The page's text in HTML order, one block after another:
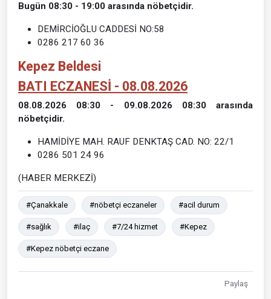
Bugün 08:30 - 19:00 arasında nöbetçidir.
DEMİRCİOĞLU CADDESİ NO:58
0286 217 60 36
Kepez Beldesi
BATI ECZANESİ - 08.08.2026
08.08.2026 08:30 - 09.08.2026 08:30 arasında
nöbetçidir.
HAMİDİYE MAH. RAUF DENKTAŞ CAD. NO: 22/1
0286 501 24 96
(HABER MERKEZİ)
#Çanakkale #nöbetçi eczaneler #acil durum
#sağlık #ilaç #7/24 hizmet #Kepez
#Kepez nöbetçi eczane
Paylaş